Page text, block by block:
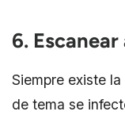
6.
Siempre existe
de tema se